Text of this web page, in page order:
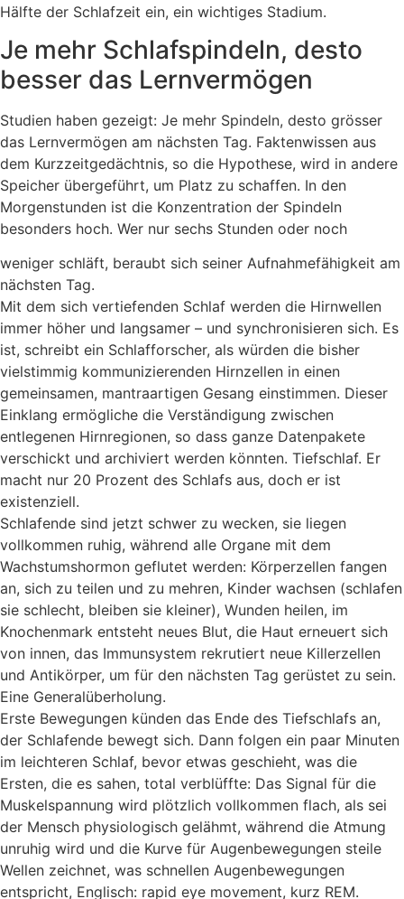
Hälfte der Schlafzeit ein, ein wichtiges Stadium.
Je mehr Schlafspindeln, desto
besser das Lernvermögen
Studien haben gezeigt: Je mehr Spindeln, desto grösser
das Lernvermögen am nächsten Tag. Faktenwissen aus
dem Kurzzeitgedächtnis, so die Hypothese, wird in andere
Speicher übergeführt, um Platz zu schaffen. In den
Morgenstunden ist die Konzentration der Spindeln
besonders hoch. Wer nur sechs Stunden oder noch
weniger schläft, beraubt sich seiner Aufnahmefähigkeit am
nächsten Tag.
Mit dem sich vertiefenden Schlaf werden die Hirnwellen
immer höher und langsamer – und synchronisieren sich. Es
ist, schreibt ein Schlafforscher, als würden die bisher
vielstimmig kommunizierenden Hirnzellen in einen
gemeinsamen, mantraartigen Gesang einstimmen. Dieser
Einklang ermögliche die Verständigung zwischen
entlegenen Hirnregionen, so dass ganze Datenpakete
verschickt und archiviert werden könnten. Tiefschlaf. Er
macht nur 20 Prozent des Schlafs aus, doch er ist
existenziell.
Schlafende sind jetzt schwer zu wecken, sie liegen
vollkommen ruhig, während alle Organe mit dem
Wachstumshormon geflutet werden: Körperzellen fangen
an, sich zu teilen und zu mehren, Kinder wachsen (schlafen
sie schlecht, bleiben sie kleiner), Wunden heilen, im
Knochenmark entsteht neues Blut, die Haut erneuert sich
von innen, das Immunsystem rekrutiert neue Killerzellen
und Antikörper, um für den nächsten Tag gerüstet zu sein.
Eine Generalüberholung.
Erste Bewegungen künden das Ende des Tiefschlafs an,
der Schlafende bewegt sich. Dann folgen ein paar Minuten
im leichteren Schlaf, bevor etwas geschieht, was die
Ersten, die es sahen, total verblüffte: Das Signal für die
Muskelspannung wird plötzlich vollkommen flach, als sei
der Mensch physiologisch gelähmt, während die Atmung
unruhig wird und die Kurve für Augenbewegungen steile
Wellen zeichnet, was schnellen Augenbewegungen
entspricht, Englisch: rapid eye movement, kurz REM.